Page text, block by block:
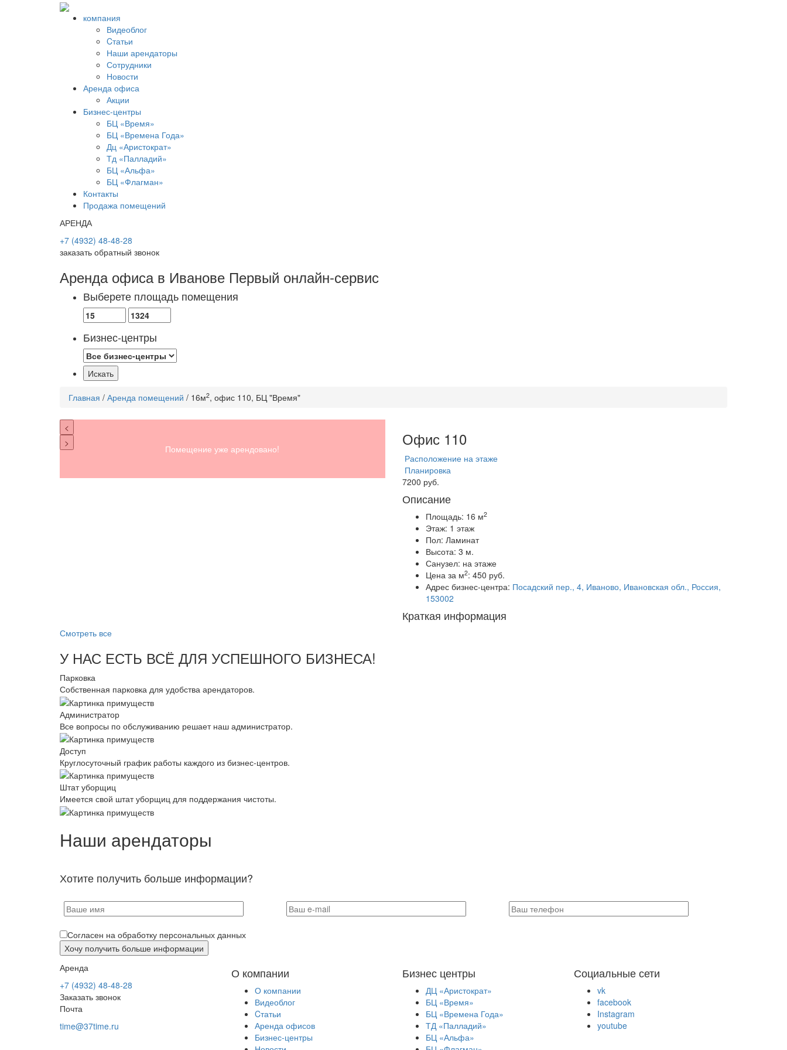
компания
Видеоблог
Cтатьи
Наши арендаторы
Сотрудники
Новости
Аренда офиса
Акции
Бизнес-центры
БЦ «Время»
БЦ «Времена Года»
Дц «Аристократ»
Тд «Палладий»
БЦ «Альфа»
БЦ «Флагман»
Контакты
Продажа помещений
АРЕНДА
+7 (4932) 48-48-28
заказать обратный звонок
Аренда офиса в Иванове Первый онлайн-сервис
Выберете площадь помещения
Бизнес-центры
Главная / Аренда помещений / 16м2, офис 110, БЦ "Время"
Помещение уже арендовано!
<
>
Офис 110
Расположение на этаже
Планировка
7200 руб.
Описание
Площадь: 16 м2
Этаж: 1 этаж
Пол: Ламинат
Высота: 3 м.
Санузел: на этаже
Цена за м2: 450 руб.
Адрес бизнес-центра: Посадский пер., 4, Иваново, Ивановская обл., Россия,
153002
Краткая информация
Смотреть все
У НАС ЕСТЬ ВСЁ ДЛЯ УСПЕШНОГО БИЗНЕСА!
Парковка
Собственная парковка для удобства арендаторов.
Администратор
Все вопросы по обслуживанию решает наш администратор.
Доступ
Круглосуточный график работы каждого из бизнес-центров.
Штат уборщиц
Имеется свой штат уборщиц для поддержания чистоты.
Наши арендаторы
Хотите получить больше информации?
Согласен на обработку персональных данных
Аренда
+7 (4932) 48-48-28
Заказать звонок
Почта
time@37time.ru
О компании
О компании
Видеоблог
Cтатьи
Аренда офисов
Бизнес-центры
Бизнес центры
ДЦ «Аристократ»
БЦ «Время»
БЦ «Времена Года»
ТД «Палладий»
БЦ «Альфа»
Социальные сети
vk
facebook
Instagram
youtube